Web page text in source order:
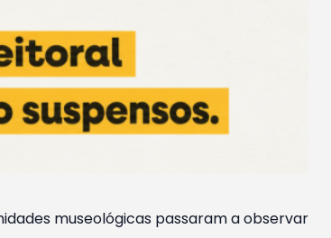
museológicas passaram a observar